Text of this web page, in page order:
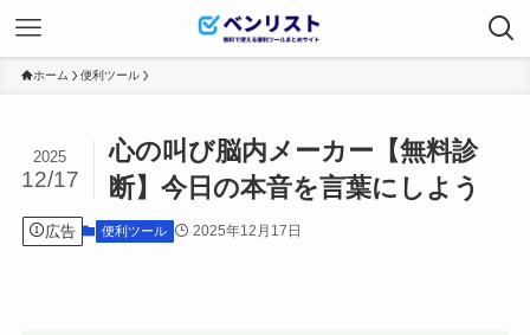
ホーム 便利ツール
心の叫び脳内メーカー【無料診
断】今日の本音を言葉にしよう
2025
12/17
広告 便利ツール 2025年12月17日